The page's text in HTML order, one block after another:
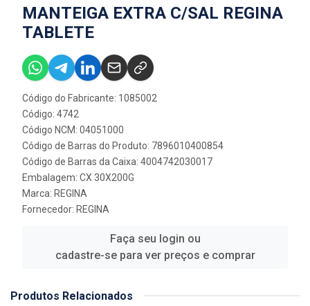
MANTEIGA EXTRA C/SAL REGINA
TABLETE
Código do Fabricante: 1085002
Código: 4742
Código NCM: 04051000
Código de Barras do Produto: 7896010400854
Código de Barras da Caixa: 4004742030017
Embalagem: CX 30X200G
Marca: REGINA
Fornecedor: REGINA
Faça seu login ou
cadastre-se para ver preços e comprar
Produtos Relacionados